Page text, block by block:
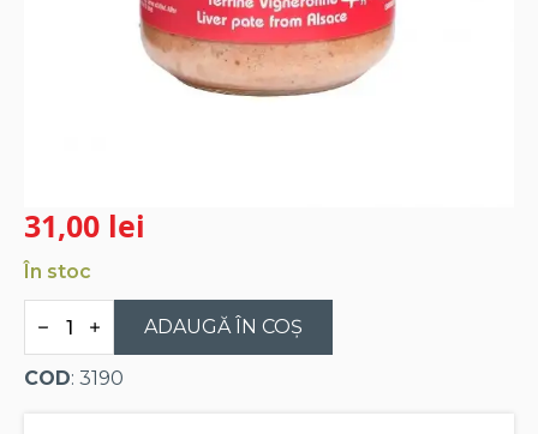
31,00 lei
În stoc
Cantitate
Edouard
terina
cu
ADAUGĂ ÎN COȘ
COD: 3190